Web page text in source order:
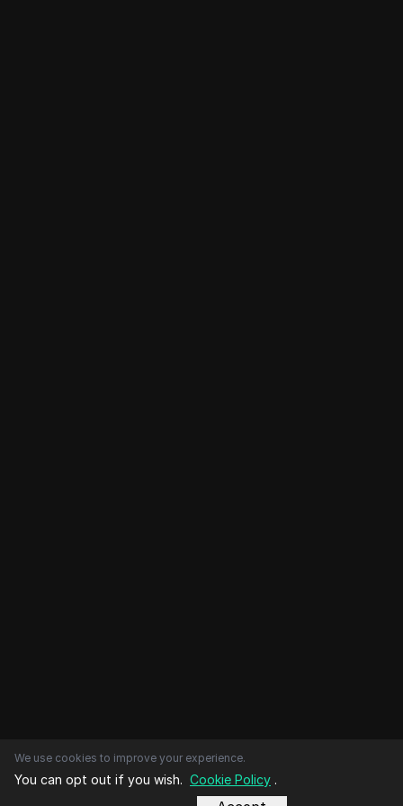
We use cookies to improve your experience.
You can opt out if you wish. Cookie Policy .